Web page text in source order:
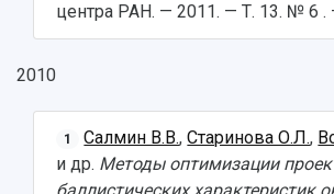
центра РАН. — 2011. — Т. 13. № 6 .
2010
1 Салмин В.В.,Старинова О.Л.,
и др. Методы оптимизации